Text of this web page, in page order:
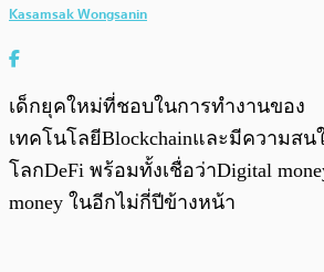
Kasamsak Wongsanin
เด็กยุคใหม่ที่ชอบในการทำงานของ
เทคโนโลยีBlockchainและมีความส
โลกDeFi พร้อมทั้งเชื่อว่าDigital
money ในอีกไม่กี่ปีข้างหน้า